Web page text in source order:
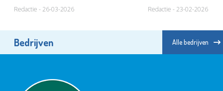
verscherpt toezicht
Redactie - 26-03-2026 Redactie - 23-02-2026
Bedrijven Alle bedrijven